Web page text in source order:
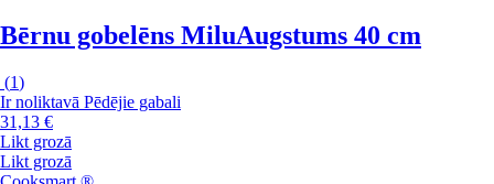
Bērnu gobelēns MiluAugstums 40 cm
(1)
Ir noliktavā Pēdējie gabali
31,13 €
Likt grozā
Likt grozā